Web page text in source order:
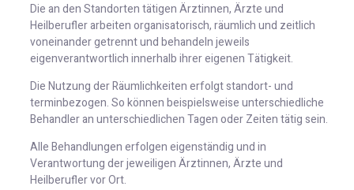
Die an den Standorten tätigen Ärztinnen, Ärzte und
Heilberufler arbeiten organisatorisch, räumlich und zeitlich
voneinander getrennt und behandeln jeweils
eigenverantwortlich innerhalb ihrer eigenen Tätigkeit.
Die Nutzung der Räumlichkeiten erfolgt standort- und
terminbezogen. So können beispielsweise unterschiedliche
Behandler an unterschiedlichen Tagen oder Zeiten tätig sein.
Alle Behandlungen erfolgen eigenständig und in
Verantwortung der jeweiligen Ärztinnen, Ärzte und
Heilberufler vor Ort.